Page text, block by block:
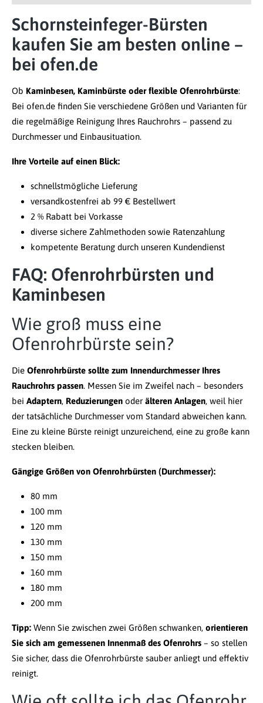
Schornsteinfeger-Bürsten
kaufen Sie am besten online –
bei ofen.de
Ob Kaminbesen, Kaminbürste oder flexible Ofenrohrbürste:
Bei ofen.de finden Sie verschiedene Größen und Varianten für
die regelmäßige Reinigung Ihres Rauchrohrs – passend zu
Durchmesser und Einbausituation.
Ihre Vorteile auf einen Blick:
schnellstmögliche Lieferung
versandkostenfrei ab 99 € Bestellwert
2 % Rabatt bei Vorkasse
diverse sichere Zahlmethoden sowie Ratenzahlung
kompetente Beratung durch unseren Kundendienst
FAQ: Ofenrohrbürsten und
Kaminbesen
Wie groß muss eine
Ofenrohrbürste sein?
Die Ofenrohrbürste sollte zum Innendurchmesser Ihres
Rauchrohrs passen. Messen Sie im Zweifel nach – besonders
bei Adaptern, Reduzierungen oder älteren Anlagen, weil hier
der tatsächliche Durchmesser vom Standard abweichen kann.
Eine zu kleine Bürste reinigt unzureichend, eine zu große kann
stecken bleiben.
Gängige Größen von Ofenrohrbürsten (Durchmesser):
80 mm
100 mm
120 mm
130 mm
150 mm
160 mm
180 mm
200 mm
Tipp: Wenn Sie zwischen zwei Größen schwanken, orientieren
Sie sich am gemessenen Innenmaß des Ofenrohrs – so stellen
Sie sicher, dass die Ofenrohrbürste sauber anliegt und effektiv
reinigt.